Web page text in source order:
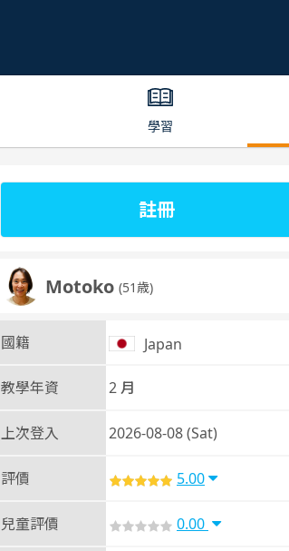
學習
註冊
Motoko (51歳)
國籍 Japan
教學年資 2 月
上次登入 2026-08-08 (Sat)
評價 5.00
兒童評價 0.00